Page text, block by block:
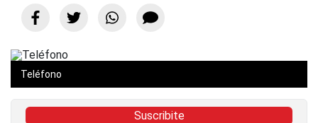
Teléfono
Suscribite